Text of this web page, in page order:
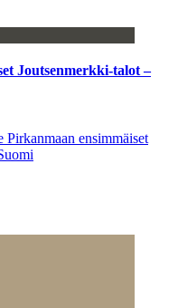
Joutsenmerkki-talot –
ensimmäiset